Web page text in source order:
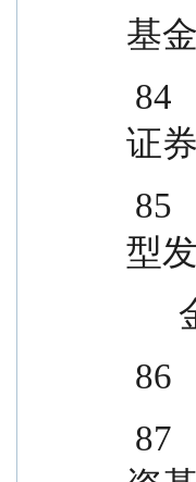
基金
证
型
86